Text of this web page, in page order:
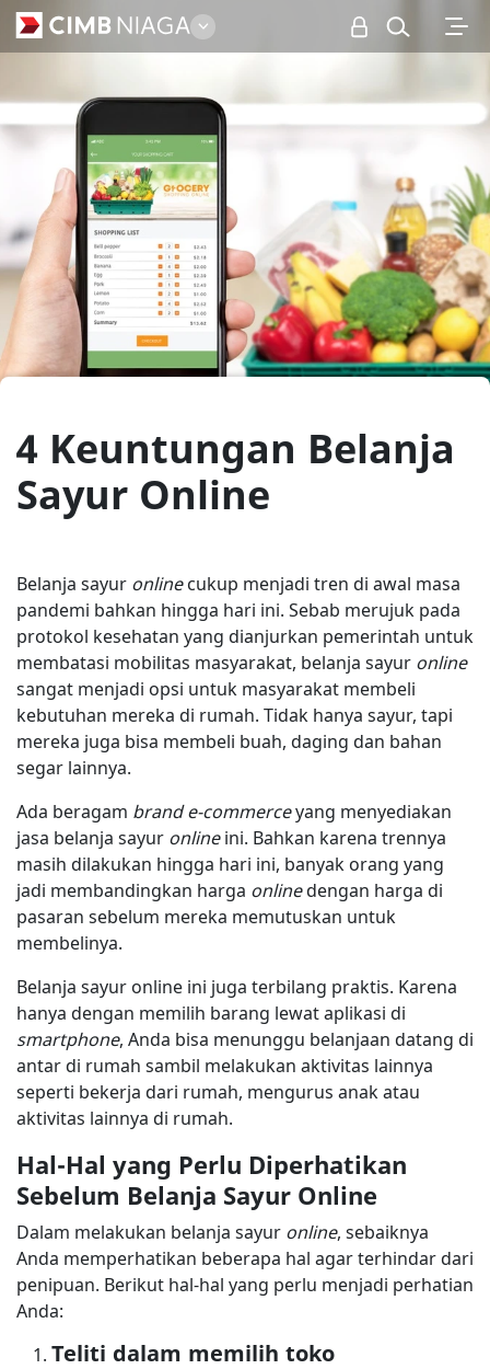
Personal
4 Keuntungan Belanja
Sayur Online
Belanja sayur onlinecukup menjadi tren di awal masa
pandemi bahkan hingga hari ini. Sebab merujuk pada
protokol kesehatan yang dianjurkan pemerintah untuk
membatasi mobilitas masyarakat, belanja sayur online
sangat menjadi opsi untuk masyarakat membeli
kebutuhan mereka di rumah. Tidak hanya sayur, tapi
mereka juga bisa membeli buah, daging dan bahan
segar lainnya.
Ada beragam brand e-commerceyang menyediakan
jasa belanja sayur onlineini. Bahkan karena trennya
masih dilakukan hingga hari ini, banyak orang yang
jadi membandingkan harga onlinedengan harga di
pasaran sebelum mereka memutuskan untuk
membelinya.
Belanja sayur online ini juga terbilang praktis. Karena
hanya dengan memilih barang lewat aplikasi di
smartphone, Anda bisa menunggu belanjaan datang di
antar di rumah sambil melakukan aktivitas lainnya
seperti bekerja dari rumah, mengurus anak atau
aktivitas lainnya di rumah.
Hal-Hal yang Perlu Diperhatikan
Sebelum Belanja Sayur Online
Dalam melakukan belanja sayur online, sebaiknya
Anda memperhatikan beberapa hal agar terhindar dari
penipuan. Berikut hal-hal yang perlu menjadi perhatian
Anda:
Teliti dalam memilih toko